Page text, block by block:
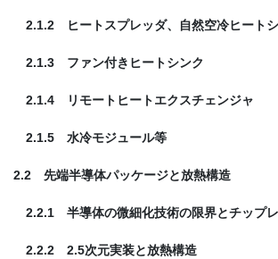
2.1.2 ヒートスプレッダ、自然空冷ヒートシ
2.1.3 ファン付きヒートシンク
2.1.4 リモートヒートエクスチェンジャ
2.1.5 水冷モジュール等
2.2 先端半導体パッケージと放熱構造
2.2.1 半導体の微細化技術の限界とチップレ
2.2.2 2.5次元実装と放熱構造